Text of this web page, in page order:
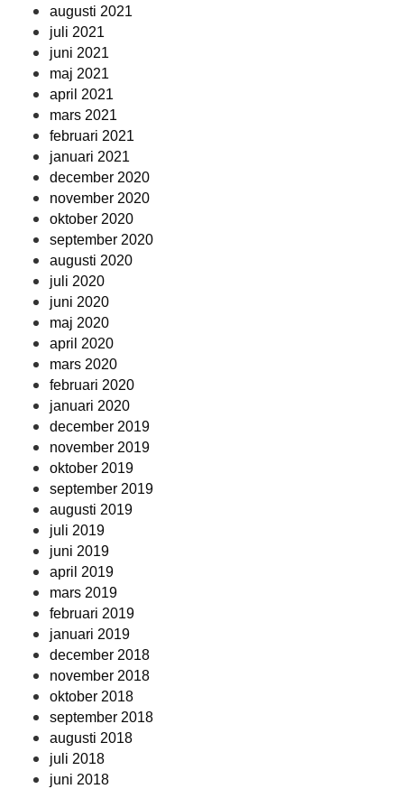
augusti 2021
juli 2021
juni 2021
maj 2021
april 2021
mars 2021
februari 2021
januari 2021
december 2020
november 2020
oktober 2020
september 2020
augusti 2020
juli 2020
juni 2020
maj 2020
april 2020
mars 2020
februari 2020
januari 2020
december 2019
november 2019
oktober 2019
september 2019
augusti 2019
juli 2019
juni 2019
april 2019
mars 2019
februari 2019
januari 2019
december 2018
november 2018
oktober 2018
september 2018
augusti 2018
juli 2018
juni 2018